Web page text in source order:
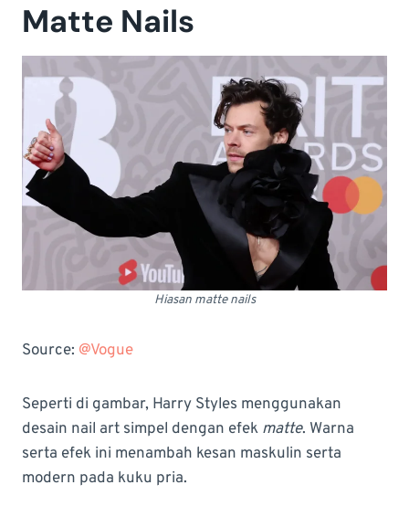
Matte Nails
Hiasan matte nails
Source: @Vogue
Seperti di gambar, Harry Styles menggunakan
desain nail art simpel dengan efek matte. Warna
serta efek ini menambah kesan maskulin serta
modern pada kuku pria.